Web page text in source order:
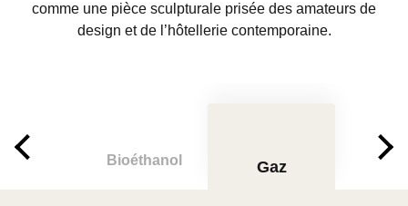
comme une pièce sculpturale prisée des amateurs de
design et de l’hôtellerie contemporaine.
Bioéthanol Gaz